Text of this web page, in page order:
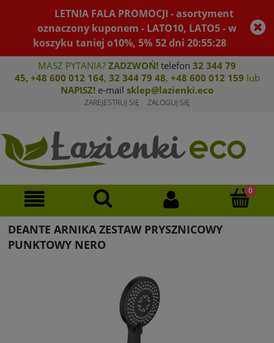
LETNIA FALA PROMOCJI - asortyment
oznaczony kuponem - LATO10, LATO5 - w
koszyku taniej o10%, 5% 52dni20:55:28
MASZ PYTANIA? ZADZWOŃ! telefon 32 344 79
45, +48 600 012 164, 32 344 79 48, +48 600 012 159 lub
NAPISZ! e-mail sklep@lazienki.eco
ZAREJESTRUJ SIĘ ZALOGUJ SIĘ
DEANTE ARNIKA ZESTAW PRYSZNICOWY
PUNKTOWY NERO